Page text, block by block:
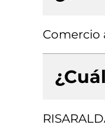
Comercio